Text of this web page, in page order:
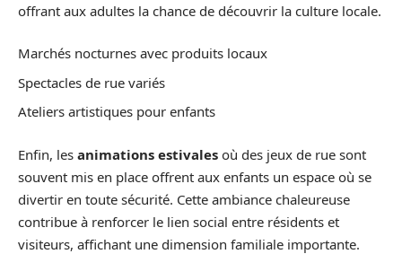
offrant aux adultes la chance de découvrir la culture locale.
Marchés nocturnes avec produits locaux
Spectacles de rue variés
Ateliers artistiques pour enfants
Enfin, les animations estivales où des jeux de rue sont
souvent mis en place offrent aux enfants un espace où se
divertir en toute sécurité. Cette ambiance chaleureuse
contribue à renforcer le lien social entre résidents et
visiteurs, affichant une dimension familiale importante.